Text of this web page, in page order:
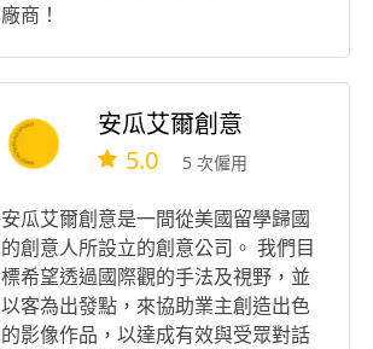
廠商！
安瓜艾爾創意
5.0 5 次僱用
安瓜艾爾創意是一間從美國留學歸國
的創意人所設立的創意公司。 我們目
標希望透過國際觀的手法及視野，並
以客為出發點，來協助業主創造出色
的影像作品，以達成有效與受眾對話